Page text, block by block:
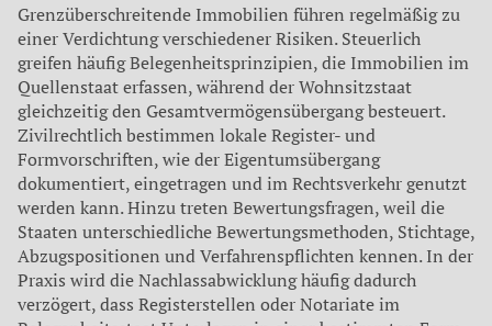
Grenzüberschreitende Immobilien führen regelmäßig zu
einer Verdichtung verschiedener Risiken. Steuerlich
greifen häufig Belegenheitsprinzipien, die Immobilien im
Quellenstaat erfassen, während der Wohnsitzstaat
gleichzeitig den Gesamtvermögensübergang besteuert.
Zivilrechtlich bestimmen lokale Register- und
Formvorschriften, wie der Eigentumsübergang
dokumentiert, eingetragen und im Rechtsverkehr genutzt
werden kann. Hinzu treten Bewertungsfragen, weil die
Staaten unterschiedliche Bewertungsmethoden, Stichtage,
Abzugspositionen und Verfahrenspflichten kennen. In der
Praxis wird die Nachlassabwicklung häufig dadurch
verzögert, dass Registerstellen oder Notariate im